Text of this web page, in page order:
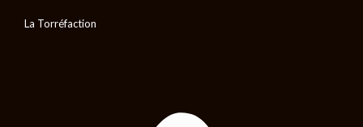
La Torréfaction